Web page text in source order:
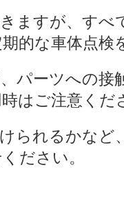
ますが、すべ
的な車体点検
パーツへの
はご注意くだ
られるかなど
ださい。